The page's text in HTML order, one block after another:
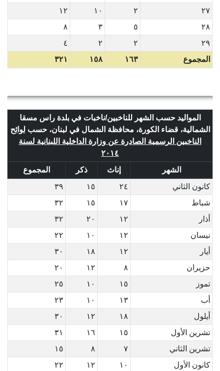
٢٧
٢ ١٠
١٢
٢٨
٥ ٣
٨
٢٩
٢ ٢
٤
المجموع
١٦٣ ١٥٨ ٣٢١
المواليد حسب الشهر للناخبين/ناخبات في بلدة راس مسقا
الشمالية، قضاء الكورة، محافظة الشمال في لبنان، حسب لوائح
الناخبين الرسمية الصادرة عن وزارة الداخلية اللبنانية لسنة
٢٠١٤
الشهر
إناث ذكر
المجموع
كانون الثاني
٢٤ ١٥
٣٩
شباط
١٧ ١٥
٣٢
أذار
١٢ ٢٠
٣٢
نيسان
١٢ ١٠
٢٢
أيار
١٢ ١٨
٣٠
حزيران
٨ ١٢
٢٠
تموز
١٥ ١٠
٢٥
أب
١٣ ١٠
٢٣
أيلول
١٨ ١٢
٣٠
تشرين الأول
١٥ ١٦
٣١
تشرين الثاني
٧ ٨
١٥
كانون الأول
١٠ ١٢ ٢٢